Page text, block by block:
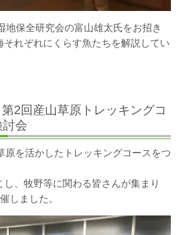
地保全研究会の富山雄太氏をお招き
それぞれにくらす魚たちを解説してい
2回産山草原トレッキングコ
討会
原を活かしたトレッキングコースをつ
、牧野等に関わる皆さんが集まり
しました。